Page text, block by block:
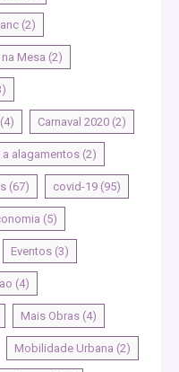
(2)
Mesa (2)
(4) Carnaval 2020 (2)
a alagamentos (2)
(67) covid-19 (95)
(5)
Eventos (3)
(4)
Mais Obras (4)
Mobilidade Urbana (2)